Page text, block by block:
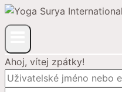
Ahoj, vítej zpátky!